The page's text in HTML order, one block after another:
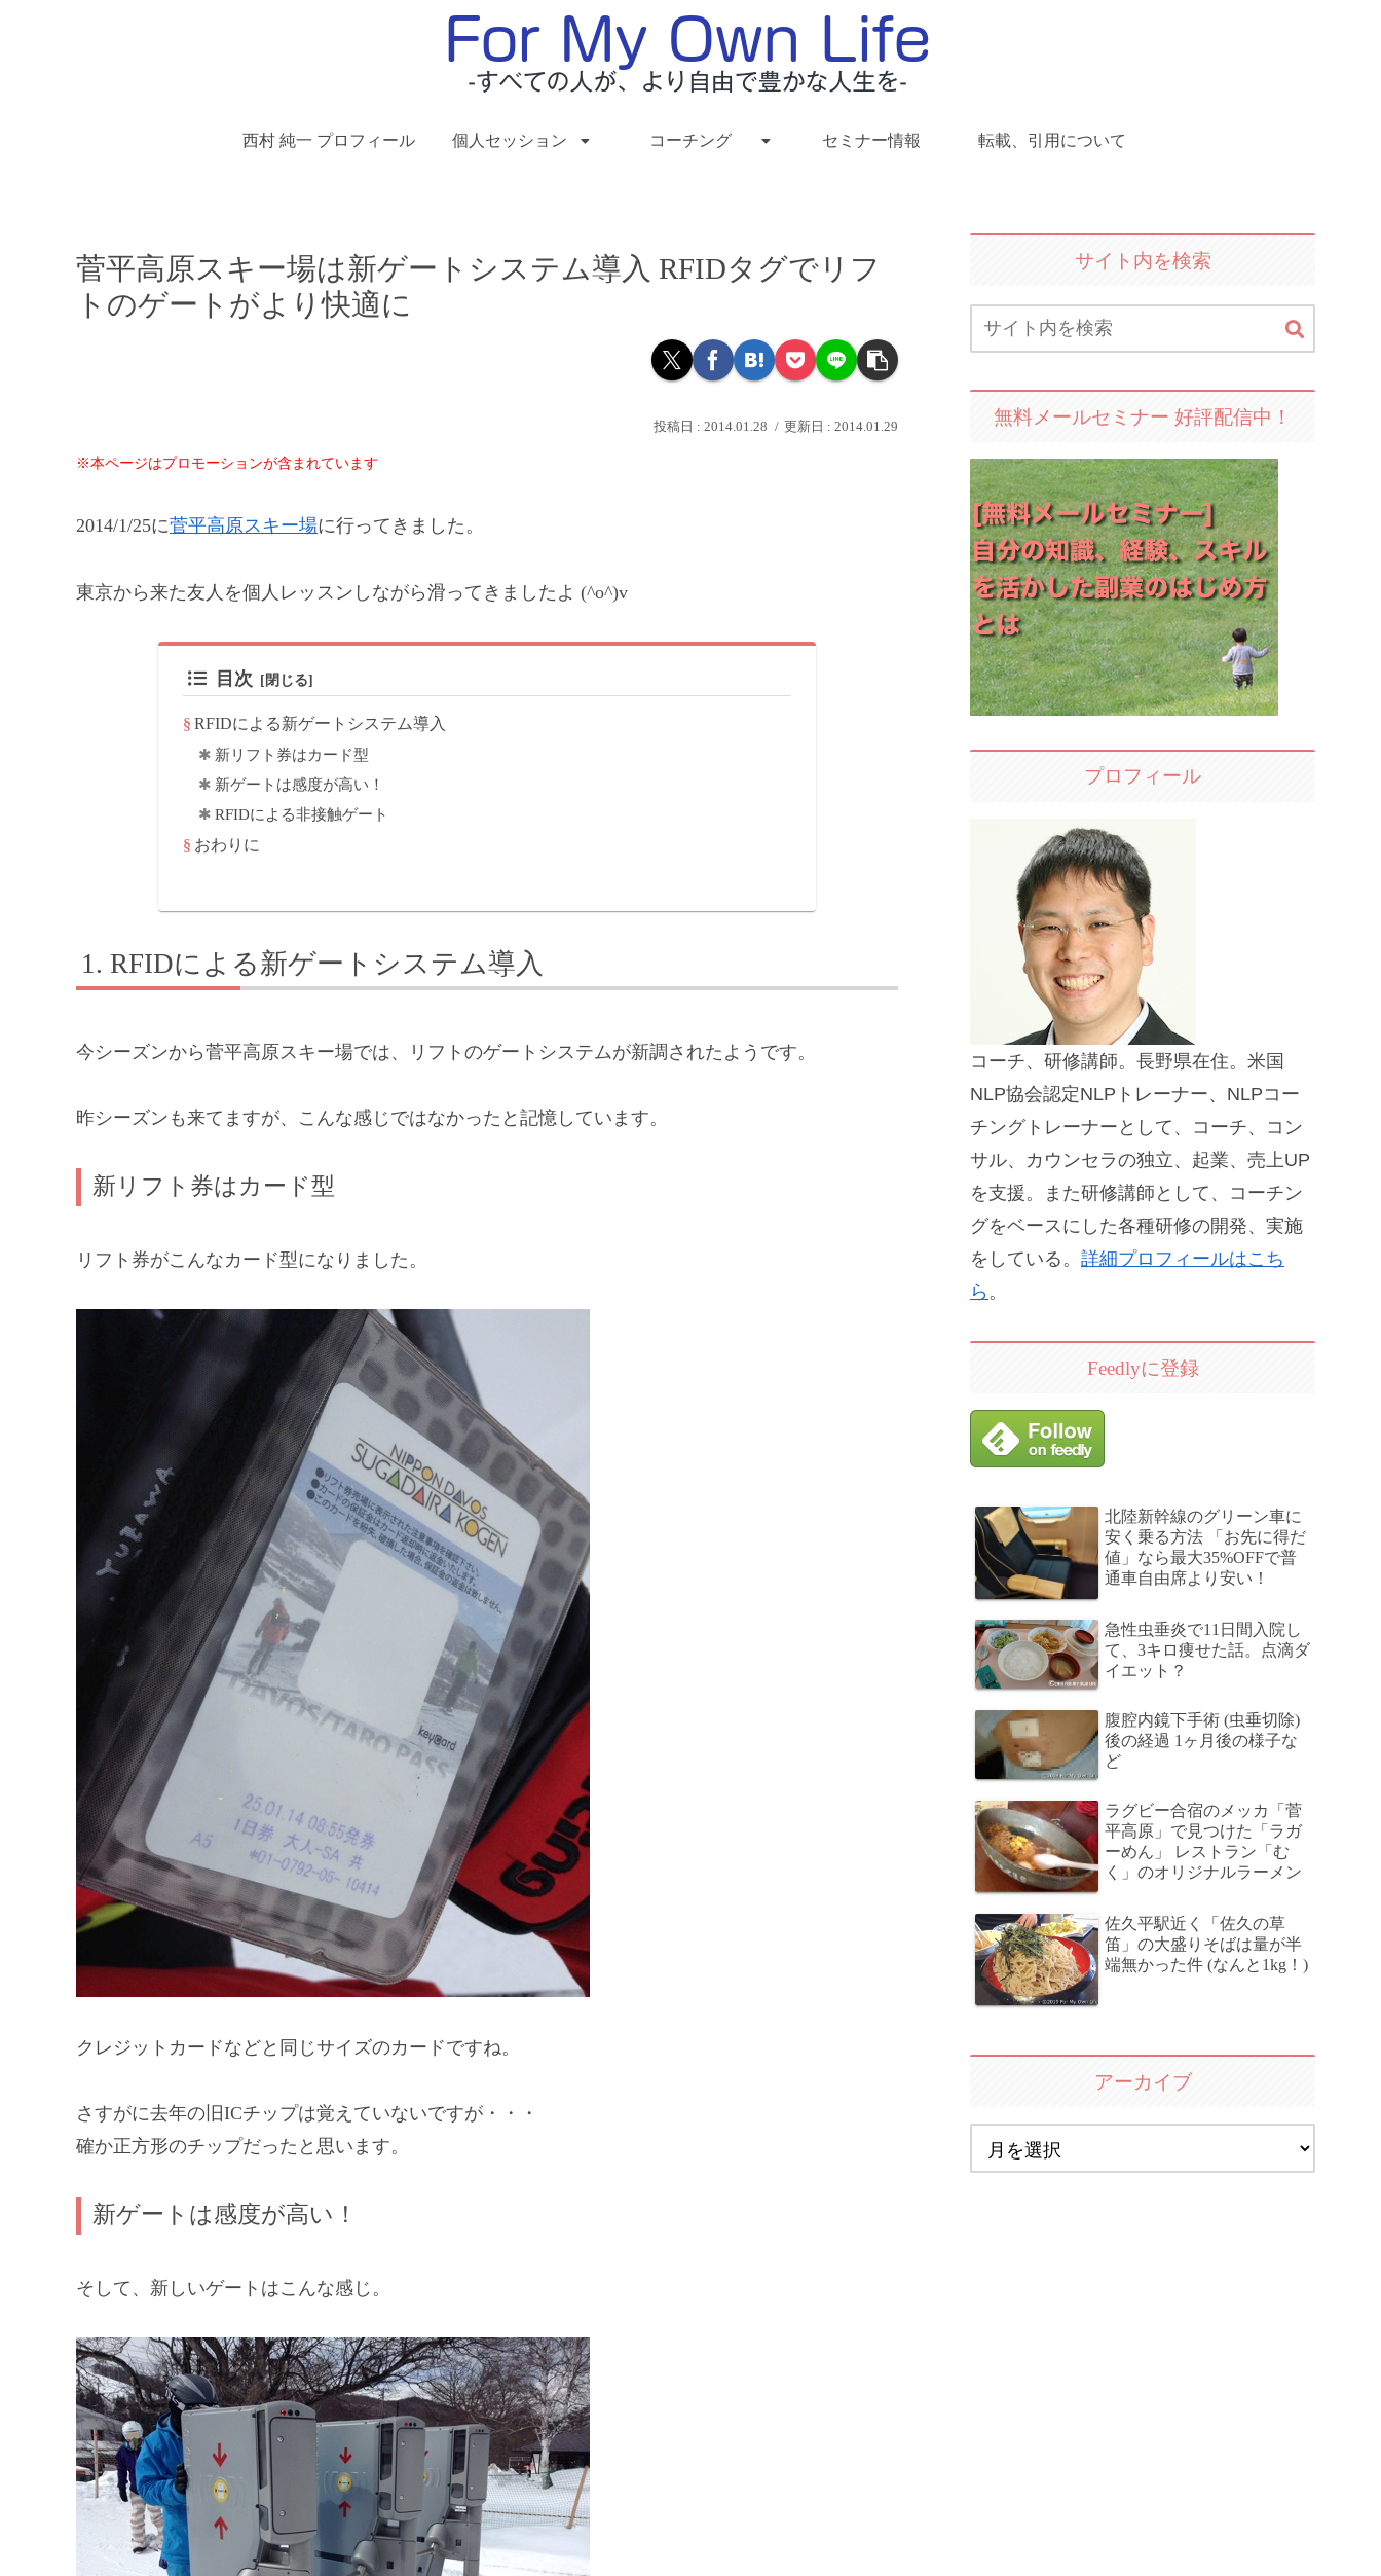
西村 純一 プロフィール 個人セッション コーチング セミナー情報 転載、引用について
菅平高原スキー場は新ゲートシステム導入 RFIDタグでリフ
トのゲートがより快適に
2014.01.28 2014.01.29
※本ページはプロモーションが含まれています
2014/1/25に菅平高原スキー場に行ってきました。
東京から来た友人を個人レッスンしながら滑ってきましたよ (^o^)v
目次
RFIDによる新ゲートシステム導入
新リフト券はカード型
新ゲートは感度が高い！
RFIDによる非接触ゲート
おわりに
RFIDによる新ゲートシステム導入
今シーズンから菅平高原スキー場では、リフトのゲートシステムが新調されたようです。
昨シーズンも来てますが、こんな感じではなかったと記憶しています。
新リフト券はカード型
リフト券がこんなカード型になりました。
クレジットカードなどと同じサイズのカードですね。
さすがに去年の旧ICチップは覚えていないですが・・・
確か正方形のチップだったと思います。
新ゲートは感度が高い！
そして、新しいゲートはこんな感じ。
サイト内を検索
無料メールセミナー 好評配信中！
プロフィール
コーチ、研修講師。長野県在住。米国
NLP協会認定NLPトレーナー、NLPコー
チングトレーナーとして、コーチ、コン
サル、カウンセラの独立、起業、売上UP
を支援。また研修講師として、コーチン
グをベースにした各種研修の開発、実施
をしている。 詳細プロフィールはこち
ら 。
Feedlyに登録
北陸新幹線のグリーン車に
安く乗る方法 「お先に得だ
値」なら最大35%OFFで普
通車自由席より安い！
急性虫垂炎で11日間入院し
て、3キロ痩せた話。点滴ダ
イエット？
腹腔内鏡下手術 (虫垂切除)
後の経過 1ヶ月後の様子な
ど
ラグビー合宿のメッカ「菅
平高原」で見つけた「ラガ
ーめん」 レストラン「む
く」のオリジナルラーメン
佐久平駅近く「佐久の草
笛」の大盛りそばは量が半
端無かった件 (なんと1kg！)
アーカイブ